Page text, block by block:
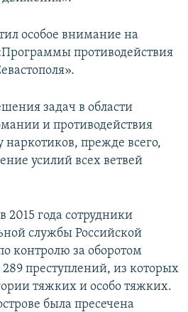
особое внимание на
противодействия
задач в области
и противодействия
наркотиков, прежде всего,
усилий всех ветвей
2015 года сотрудники
службы Российской
контролю за оборотом
289 преступлений, из которых
тяжких и особо тяжких.
была пресечена